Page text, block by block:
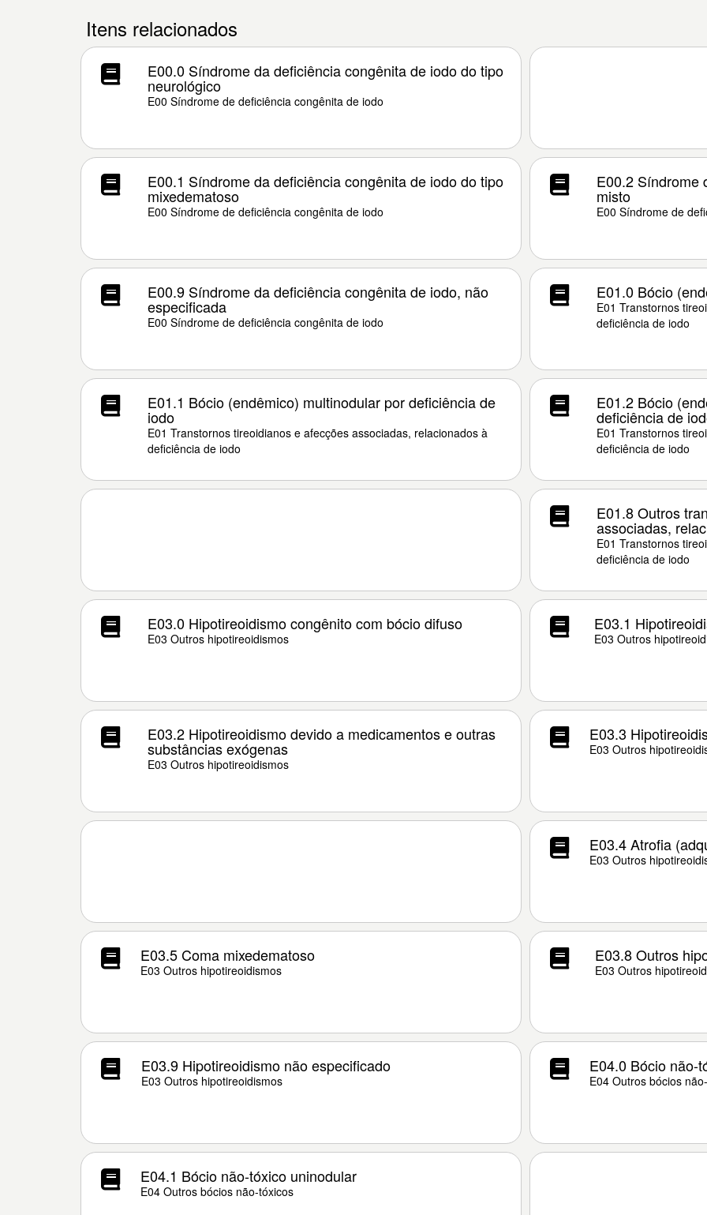
Itens relacionados
E00.0 Síndrome da deficiência congênita de iodo do tipo
neurológico
E00 Síndrome de deficiência congênita de iodo
E00.1 Síndrome da deficiência congênita de iodo do tipo
mixedematoso
E00 Síndrome de deficiência congênita de iodo
E00.2 Síndrome
misto
E00 Síndrome de
E00.9 Síndrome da deficiência congênita de iodo, não
especificada
E00 Síndrome de deficiência congênita de iodo
E01.0 Bócio
E01 Transtornos
deficiência de iodo
E01.1 Bócio (endêmico) multinodular por deficiência de
iodo
E01 Transtornos tireoidianos e afecções associadas, relacionados à
deficiência de iodo
E01.2 Bócio
deficiência de
E01 Transtornos
deficiência de iodo
E01.8 Outros
associadas,
E01 Transtornos
deficiência de iodo
E03.0 Hipotireoidismo congênito com bócio difuso
E03 Outros hipotireoidismos
E03.1
E03 Outros
E03.2 Hipotireoidismo devido a medicamentos e outras
substâncias exógenas
E03 Outros hipotireoidismos
E03.3
E03 Outros
E03.4 Atrofia
E03 Outros
E03.5 Coma mixedematoso
E03 Outros hipotireoidismos
E03.8 Outros
E03 Outros
E03.9 Hipotireoidismo não especificado
E03 Outros hipotireoidismos
E04.0 Bócio não-
E04 Outros bócios
E04.1 Bócio não-tóxico uninodular
E04 Outros bócios não-tóxicos